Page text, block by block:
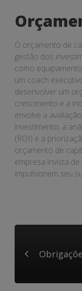
O orçamento de
gestão dos
como
um coach
desenvolver um
crescimento e a
envolve a
investimento, a
(ROI) e a
orçamento de
empresa invista
impulsionem seu